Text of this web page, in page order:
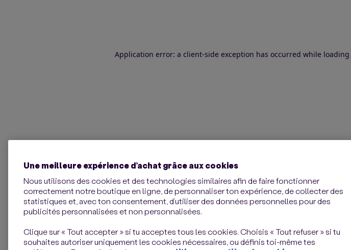
Application error: a client-side exception has occurred while loading
Une meilleure expérience d’achat grâce aux cookies
Nous utilisons des cookies et des technologies similaires afin de faire fonctionner
correctement notre boutique en ligne, de personnaliser ton expérience, de collecter des
statistiques et, avec ton consentement, d’utiliser des données personnelles pour des
publicités personnalisées et non personnalisées.
Clique sur « Tout accepter » si tu acceptes tous les cookies. Choisis « Tout refuser » si tu
souhaites autoriser uniquement les cookies nécessaires, ou définis toi-même tes